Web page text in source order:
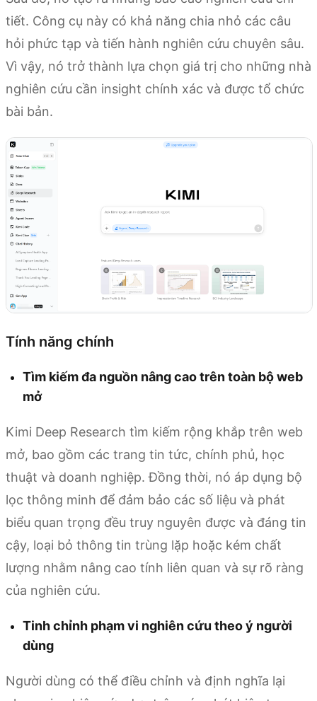
tiết. Công cụ này có khả năng chia nhỏ các câu
hỏi phức tạp và tiến hành nghiên cứu chuyên sâu.
Vì vậy, nó trở thành lựa chọn giá trị cho những nhà
nghiên cứu cần insight chính xác và được tổ chức
bài bản.
Tính năng chính
Tìm kiếm đa nguồn nâng cao trên toàn bộ web
mở
Kimi Deep Research tìm kiếm rộng khắp trên web
mở, bao gồm các trang tin tức, chính phủ, học
thuật và doanh nghiệp. Đồng thời, nó áp dụng bộ
lọc thông minh để đảm bảo các số liệu và phát
biểu quan trọng đều truy nguyên được và đáng tin
cậy, loại bỏ thông tin trùng lặp hoặc kém chất
lượng nhằm nâng cao tính liên quan và sự rõ ràng
của nghiên cứu.
Tinh chỉnh phạm vi nghiên cứu theo ý người
dùng
Người dùng có thể điều chỉnh và định nghĩa lại